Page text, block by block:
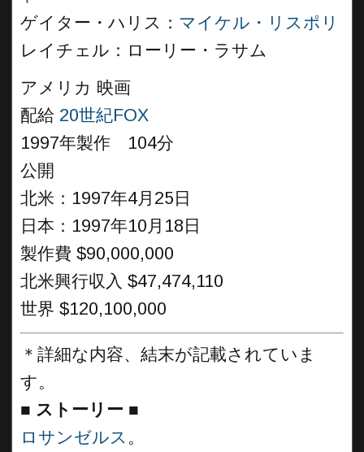
ゲイター・ハリス： マイケル・リスポリ
レイチェル：ローリー・ラサム
アメリカ 映画
配給 20世紀FOX
1997年製作 104分
公開
北米：1997年4月25日
日本：1997年10月18日
製作費 $90,000,000
北米興行収入 $47,474,110
世界 $120,100,000
＊詳細な内容、結末が記載されていま
す。
■ ストーリー ■
ロサンゼルス 。